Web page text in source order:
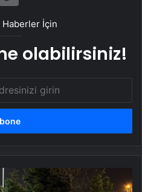
Haberler İçin
olabilirsiniz!